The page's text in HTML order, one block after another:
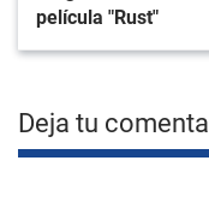
película "Rust"
Deja tu